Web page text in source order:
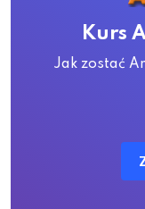
Kurs
Jak zostać